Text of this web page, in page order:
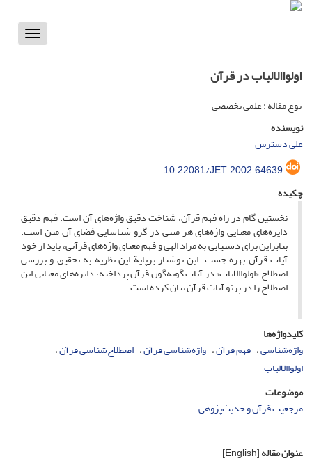
Toggle
اولواالالباب در قرآن
نوع مقاله : علمی تخصصی
نویسنده
علی دسترس
10.22081/JET.2002.64639
چکیده
نخستین گام در راه فهم قرآن، شناخت دقیق واژه‌های آن است. فهم دقیق
دایره‌های معنایی واژه‌های هر متنی در گرو شناسایی فضای آن متن است.
بنابراین برای دستیابی به مراد الهی و فهم معنای واژه‌های قرآنی، باید از خود
آیات قرآن بهره جست. این نوشتار برپایة این نظریه به تحقیق و بررسی
اصطلاح «اولواالاباب» در آیات گونه‌گون قرآن پرداخته، دایره‌های معنایی این
اصطلاح را در پرتو آیات قرآن بیان کرده است.
کلیدواژه‌ها
واژه‌شناسی فهم قرآن واژه‌شناسی قرآن اصطلاح‌شناسی قرآن
اولواالالباب
موضوعات
مرجعیت قرآن و حدیث‌پژوهی
عنوان مقاله[English]